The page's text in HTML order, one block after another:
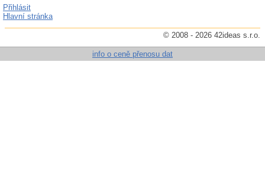
Přihlásit
Hlavní stránka
© 2008 - 2026 42ideas s.r.o.
info o ceně přenosu dat